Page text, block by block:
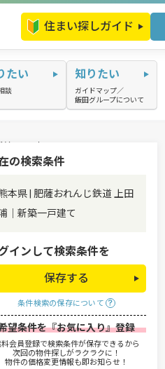
住まい探しガイド
たい
談
知りたい
ガイドマップ／
飯田グループについて
一戸建て
の検索条件
本県 | 肥薩おれんじ鉄道 上田
｜新築一戸建て
インして検索条件を
保存する
条件検索の保存について
望条件を『お気に入り』登録
料会員登録で検索条件が保存できるから
次回の物件探しがラクラクに！
物件の価格変更情報も即お知らせ！